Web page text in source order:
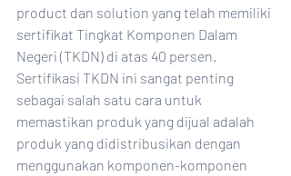
product dan solution yang telah memiliki
sertifikat Tingkat Komponen Dalam
Negeri (TKDN) di atas 40 persen.
Sertifikasi TKDN ini sangat penting
sebagai salah satu cara untuk
memastikan produk yang dijual adalah
produk yang didistribusikan dengan
menggunakan komponen-komponen